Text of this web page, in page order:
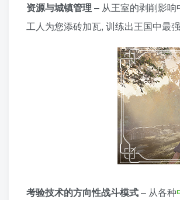
资源与城镇管理 – 从王室的剥削影
工人为您添砖加瓦, 训练出王国中最
考验技术的方向性战斗模式– 从各种